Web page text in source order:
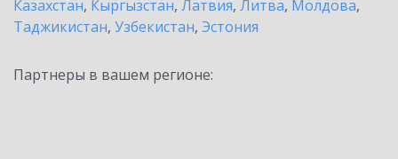
Казахстан, Кыргызстан, Латвия, Литва, Молдова,
Таджикистан, Узбекистан, Эстония
Партнеры в вашем регионе: